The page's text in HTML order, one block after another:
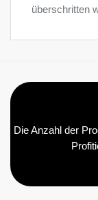
überschritten
Die Anzahl der